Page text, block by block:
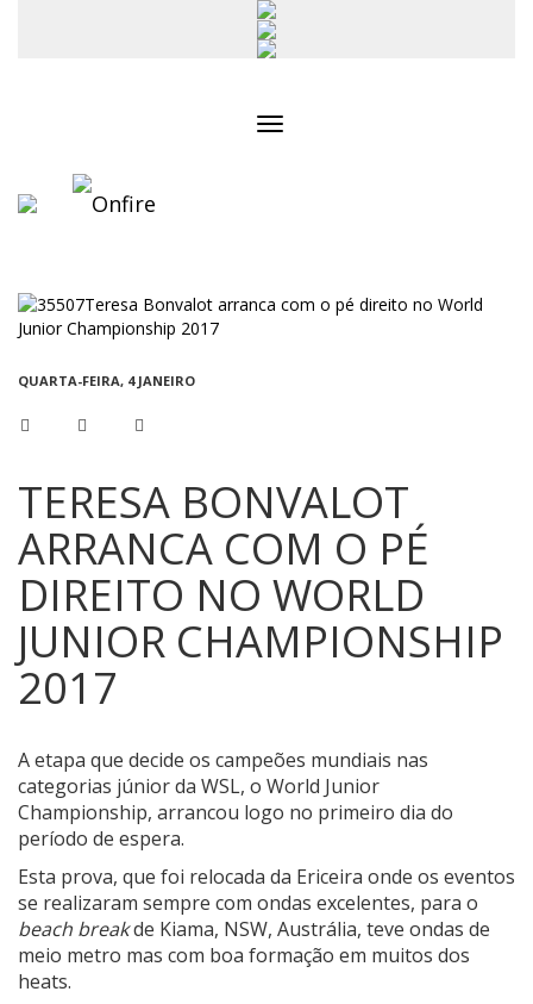
QUARTA-FEIRA, 4 JANEIRO
TERESA BONVALOT
ARRANCA COM O PÉ
DIREITO NO WORLD
JUNIOR CHAMPIONSHIP
2017
A etapa que decide os campeões mundiais nas
categorias júnior da WSL, o World Junior
Championship, arrancou logo no primeiro dia do
período de espera.
Esta prova, que foi relocada da Ericeira onde os eventos
se realizaram sempre com ondas excelentes, para o
beach breakde Kiama, NSW, Austrália, teve ondas de
meio metro mas com boa formação em muitos dos
heats.